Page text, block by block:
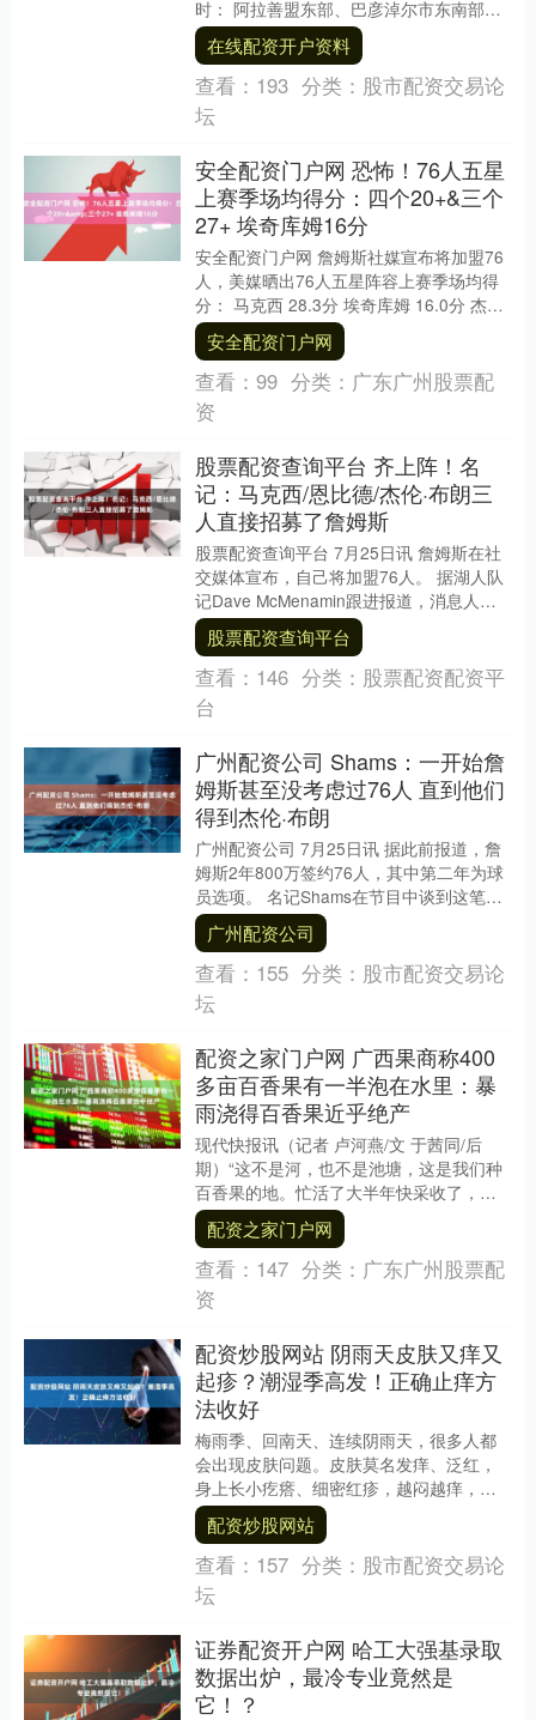
时： 阿拉善盟东部、巴彦淖尔市东南部、
乌海市、鄂尔多斯市北部、呼和浩特市大
部、乌兰....
在线配资开户资料
查看： 193 分类： 股市配资交易论
坛
安全配资门户网 恐怖！76人五星
上赛季场均得分：四个20+&三个
27+ 埃奇库姆16分
安全配资门户网 詹姆斯社媒宣布将加盟76
人，美媒晒出76人五星阵容上赛季场均得
分： 马克西 28.3分 埃奇库姆 16.0分 杰伦·
布朗 28.7分 詹姆斯 2....
安全配资门户网
查看： 99 分类： 广东广州股票配
资
股票配资查询平台 齐上阵！名
记：马克西/恩比德/杰伦·布朗三
人直接招募了詹姆斯
股票配资查询平台 7月25日讯 詹姆斯在社
交媒体宣布，自己将加盟76人。 据湖人队
记Dave McMenamin跟进报道，消息人士
向ESPN透露，费城76人阵中....
股票配资查询平台
查看： 146 分类： 股票配资配资平
台
广州配资公司 Shams：一开始詹
姆斯甚至没考虑过76人 直到他们
得到杰伦·布朗
广州配资公司 7月25日讯 据此前报道，詹
姆斯2年800万签约76人，其中第二年为球
员选项。 名记Shams在节目中谈到这笔签
约：“一开始76人甚至都不在詹姆斯....
广州配资公司
查看： 155 分类： 股市配资交易论
坛
配资之家门户网 广西果商称400
多亩百香果有一半泡在水里：暴
雨浇得百香果近乎绝产
现代快报讯（记者 卢河燕/文 于茜同/后
期）“这不是河，也不是池塘，这是我们种
百香果的地。忙活了大半年快采收了，结
果来了场暴雨。”7月7日，广西钦州果商孙
选雷在....
配资之家门户网
查看： 147 分类： 广东广州股票配
资
配资炒股网站 阴雨天皮肤又痒又
起疹？潮湿季高发！正确止痒方
法收好
梅雨季、回南天、连续阴雨天，很多人都
会出现皮肤问题。皮肤莫名发痒、泛红，
身上长小疙瘩、细密红疹，越闷越痒，洗
澡后也不见好转。很多人以为是没洗干
净，拼命搓澡、烫澡....
配资炒股网站
查看： 157 分类： 股市配资交易论
坛
证券配资开户网 哈工大强基录取
数据出炉，最冷专业竟然是
它！？